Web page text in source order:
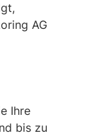
AG
Ihre
bis zu